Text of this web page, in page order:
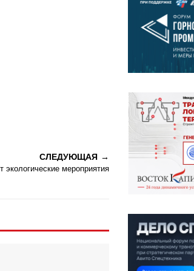
СЛЕДУЮЩАЯ
экологические мероприятия